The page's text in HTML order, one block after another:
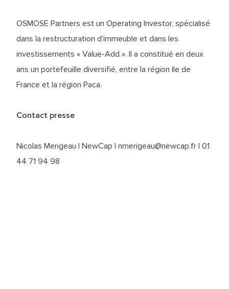
OSMOSE Partners est un Operating Investor, spécialisé
dans la restructuration d’immeuble et dans les
investissements « Value-Add ». Il a constitué en deux
ans un portefeuille diversifié, entre la région Ile de
France et la région Paca.
Contact presse
Nicolas Merigeau | NewCap | nmerigeau@newcap.fr | 01
44 71 94 98